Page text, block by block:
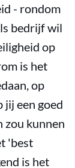
- rondom
bedrijf wil
op
is het
op
jij een goed
zou kunnen
'best
is het